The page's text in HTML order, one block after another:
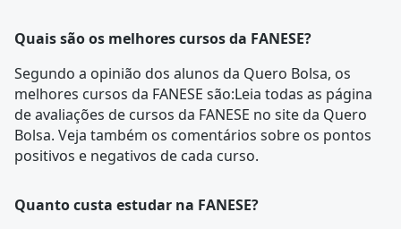
Quais são os melhores cursos da FANESE?
Segundo a opinião dos alunos da Quero Bolsa, os
melhores cursos da FANESE são:Leia todas as página
de avaliações de cursos da FANESE no site da Quero
Bolsa. Veja também os comentários sobre os pontos
positivos e negativos de cada curso.
Quanto custa estudar na FANESE?